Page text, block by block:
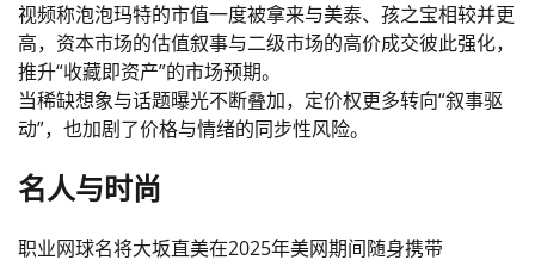
视频称泡泡玛特的市值一度被拿来与美泰、孩之宝相较并更
高，资本市场的估值叙事与二级市场的高价成交彼此强化，
推升“收藏即资产”的市场预期。
当稀缺想象与话题曝光不断叠加，定价权更多转向“叙事驱
动”，也加剧了价格与情绪的同步性风险。
名人与时尚
职业网球名将大坂直美在2025年美网期间随身携带